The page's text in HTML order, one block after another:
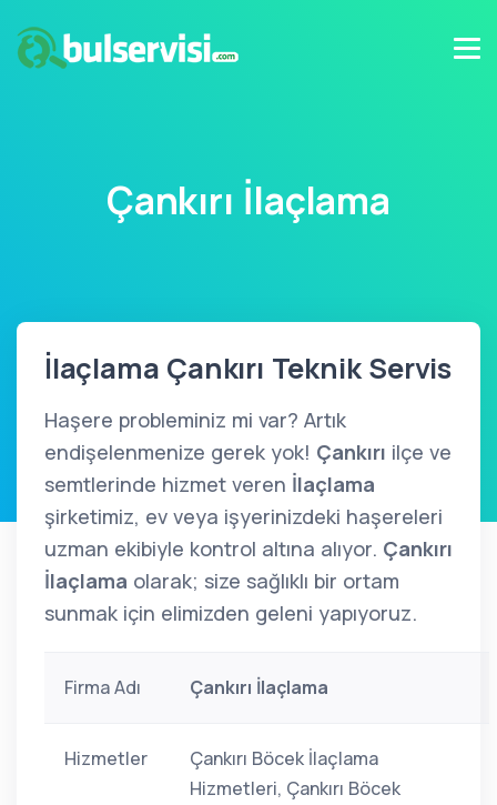
Çankırı İlaçlama
İlaçlama Çankırı Teknik Servis
Haşere probleminiz mi var? Artık
endişelenmenize gerek yok! Çankırı ilçe ve
semtlerinde hizmet veren İlaçlama
şirketimiz, ev veya işyerinizdeki haşereleri
uzman ekibiyle kontrol altına alıyor. Çankırı
İlaçlama olarak; size sağlıklı bir ortam
sunmak için elimizden geleni yapıyoruz.
Firma Adı Çankırı İlaçlama
Hizmetler
Çankırı Böcek İlaçlama
Hizmetleri, Çankırı Böcek